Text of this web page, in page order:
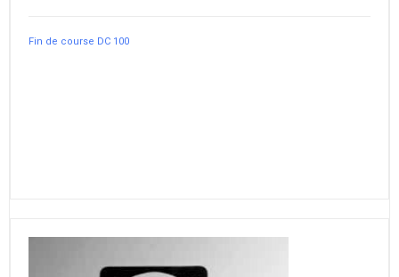
Fin de course DC 100